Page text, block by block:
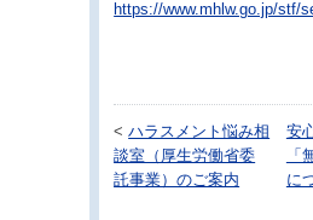
https://www.mhlw.go.jp/stf/
<ハラスメント悩み相
談室（厚生労働省委
託事業）のご案内
安
「
に